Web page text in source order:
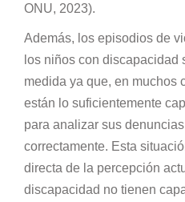
ONU, 2023).
Además, los episodios de
los niños con discapacidad
medida ya que, en muchos
están lo suficientemente
para analizar sus
correctamente. Esta
directa de la percepción
discapacidad no tienen